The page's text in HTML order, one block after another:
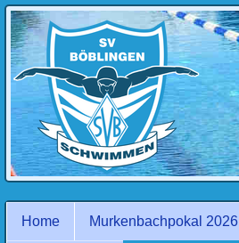
Navigation
überspringen
Home Murkenbachpokal 2026